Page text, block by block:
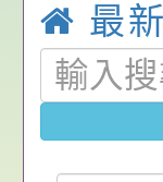
赴
期
甄
本
校
轉
辦
公
最